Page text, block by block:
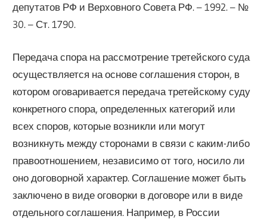
депутатов РФ и Верховного Совета РФ. – 1992. – №
30. – Ст. 1790.
Передача спора на рассмотрение третейского суда
осуществляется на основе соглашения сторон, в
котором оговаривается передача третейскому суду
конкретного спора, определенных категорий или
всех споров, которые возникли или могут
возникнуть между сторонами в связи с каким-либо
правоотношением, независимо от того, носило ли
оно договорной характер. Соглашение может быть
заключено в виде оговорки в договоре или в виде
отдельного соглашения. Например, в России